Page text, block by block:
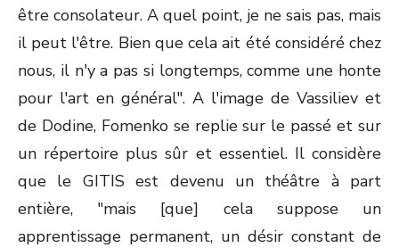
être consolateur. A quel point, je ne sais pas, mais
il peut l'être. Bien que cela ait été considéré chez
nous, il n'y a pas si longtemps, comme une honte
pour l'art en général". A l'image de Vassiliev et
de Dodine, Fomenko se replie sur le passé et sur
un répertoire plus sûr et essentiel. Il considère
que le GITIS est devenu un théâtre à part
entière, "mais [que] cela suppose un
apprentissage permanent, un désir constant de